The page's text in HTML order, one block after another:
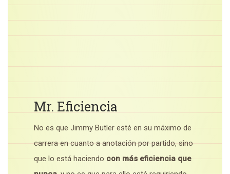
Mr. Eficiencia
No es que Jimmy Butler esté en su máximo de
carrera en cuanto a anotación por partido, sino
que lo está haciendo con más eficiencia que